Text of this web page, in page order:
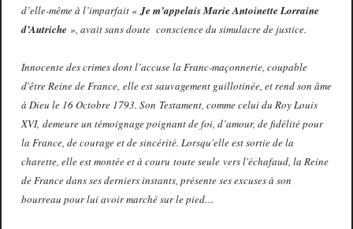
d’elle-même à l’imparfait «Je m’appelais Marie Antoinette Lorraine
d’Autriche », avait sans doute conscience du simulacre de justice.
Innocente des crimes dont l’accuse la Franc-maçonnerie, coupable
d'être Reine de France, elle est sauvagement guillotinée, et rend son âme
à Dieu le 16 Octobre 1793. Son Testament, comme celui du Roy Louis
XVI, demeure un témoignage poignant de foi, d’amour, de fidélité pour
la France, de courage et de sincérité. Lorsqu'elle est sortie de la
charette, elle est montée et à couru toute seule vers l'échafaud, la Reine
de France dans ses derniers instants, présente ses excuses à son
bourreau pour lui avoir marché sur le pied…